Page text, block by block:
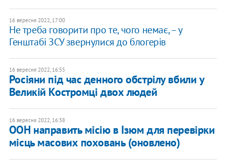
16 вересня 2022, 17:00
Не треба говорити про те, чого немає, – у
Генштабі ЗСУ звернулися до блогерів
16 вересня 2022, 16:55
Росіяни під час денного обстрілу вбили у
Великій Костромці двох людей
16 вересня 2022, 16:38
ООН направить місію в Ізюм для перевірки
місць масових поховань (оновлено)